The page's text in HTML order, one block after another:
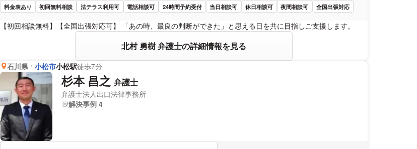
料金表あり 初回無料相談 法テラス利用可 電話相談可 24時間予約受付 当日相談可 休日相談可 夜間相談可 全国出張対応
【初回相談無料】【全国出張対応可】 「あの時、最良の判断ができた」と思える日を共に目指しご支援します。
北村 勇樹 弁護士の詳細情報を見る
石川県 小松市小松駅徒歩7分
杉本 昌之 弁護士
弁護士法人出口法律事務所
解決事例 4